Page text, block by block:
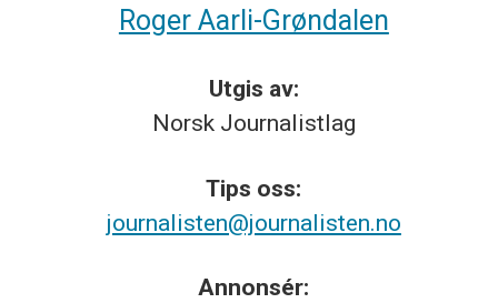
Roger Aarli-Grøndalen
Utgis av:
Norsk Journalistlag
Tips oss:
journalisten@journalisten.no
Annonsér: